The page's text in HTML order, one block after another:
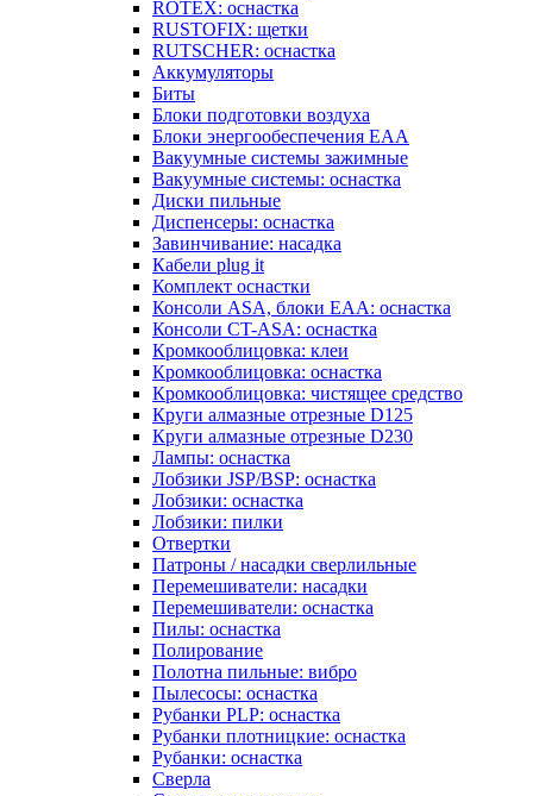
ROTEX: оснастка
RUSTOFIX: щетки
RUTSCHER: оснастка
Аккумуляторы
Биты
Блоки подготовки воздуха
Блоки энергообеспечения EAA
Вакуумные системы зажимные
Вакуумные системы: оснастка
Диски пильные
Диспенсеры: оснастка
Завинчивание: насадка
Кабели plug it
Комплект оснастки
Консоли ASA, блоки EAA: оснастка
Консоли CT-ASA: оснастка
Кромкооблицовка: клеи
Кромкооблицовка: оснастка
Кромкооблицовка: чистящее средство
Круги алмазные отрезные D125
Круги алмазные отрезные D230
Лампы: оснастка
Лобзики JSP/BSP: оснастка
Лобзики: оснастка
Лобзики: пилки
Отвертки
Патроны / насадки сверлильные
Перемешиватели: насадки
Перемешиватели: оснастка
Пилы: оснастка
Полирование
Полотна пильные: вибро
Пылесосы: оснастка
Рубанки PLP: оснастка
Рубанки плотницкие: оснастка
Рубанки: оснастка
Сверла